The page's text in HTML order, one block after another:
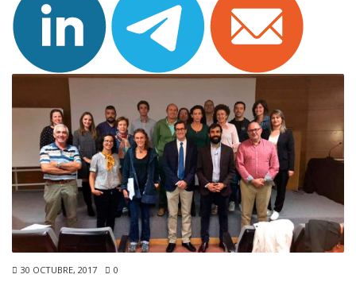
30 OCTUBRE, 2017 0